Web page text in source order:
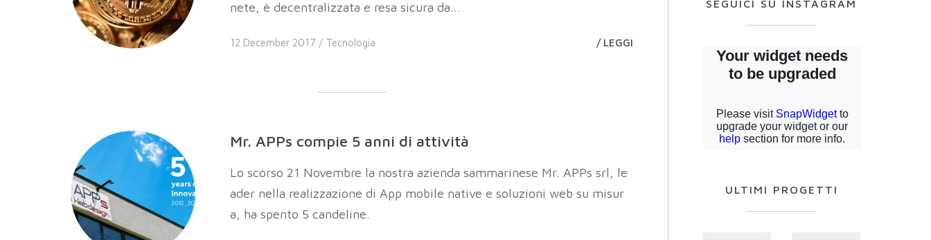
nete, è decentralizzata e resa sicura da...
12 December 2017 / Tecnologia / LEGGI
Mr. APPs compie 5 anni di attività
Lo scorso 21 Novembre la nostra azienda sammarinese Mr. APPs srl, le
ader nella realizzazione di App mobile native e soluzioni web su misur
a, ha spento 5 candeline.
SEGUICI SU INSTAGRAM
ULTIMI PROGETTI